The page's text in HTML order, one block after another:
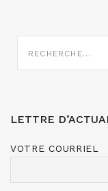
SUR
LETTRE
VOTRE COURRIEL